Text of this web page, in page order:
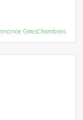
GitesChambres